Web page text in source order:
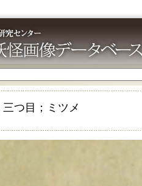
三つ目；ミツメ